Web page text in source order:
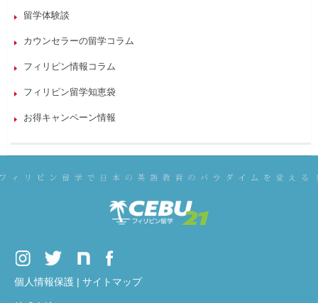
留学体験談
カウンセラーの留学コラム
フィリピン情報コラム
フィリピン留学知恵袋
お得キャンペーン情報
個人情報保護 | サイトマップ